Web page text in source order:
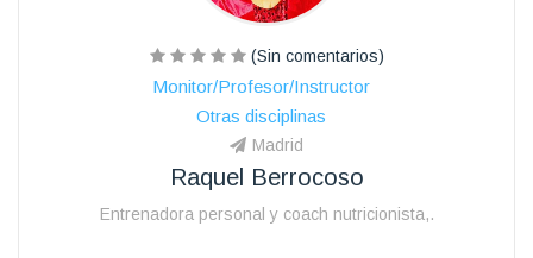
(Sin comentarios)
Monitor/Profesor/Instructor
Otras disciplinas
Madrid
Raquel Berrocoso
Entrenadora personal y coach nutricionista,.